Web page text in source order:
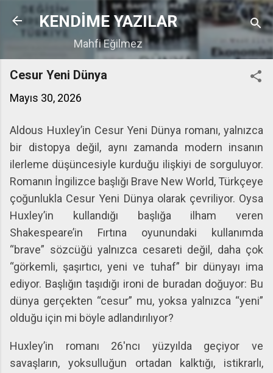
Ana içeriğe atla
KENDİME YAZILAR
Mahfi Eğilmez
Cesur Yeni Dünya
Mayıs 30, 2026
Aldous Huxley’in Cesur Yeni Dünya romanı, yalnızca
bir distopya değil, aynı zamanda modern insanın
ilerleme düşüncesiyle kurduğu ilişkiyi de sorguluyor.
Romanın İngilizce başlığı Brave New World, Türkçeye
çoğunlukla Cesur Yeni Dünya olarak çevriliyor. Oysa
Huxley’in kullandığı başlığa ilham veren
Shakespeare’in Fırtına oyunundaki kullanımda
“brave” sözcüğü yalnızca cesareti değil, daha çok
“görkemli, şaşırtıcı, yeni ve tuhaf” bir dünyayı ima
ediyor. Başlığın taşıdığı ironi de buradan doğuyor: Bu
dünya gerçekten “cesur” mu, yoksa yalnızca “yeni”
olduğu için mi böyle adlandırılıyor?
Huxley’in romanı 26'ncı yüzyılda geçiyor ve
savaşların, yoksulluğun ortadan kalktığı, istikrarlı,